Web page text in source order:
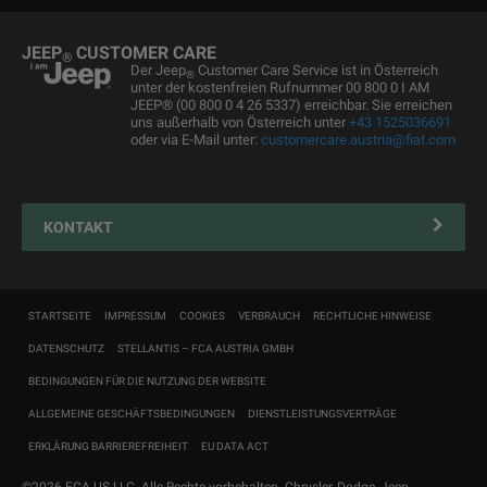
Kundendienst
Servicepartner finden
Reifen
JEEP® CUSTOMER CARE
Der Jeep® Customer Care Service ist in Österreich
unter der kostenfreien Rufnummer 00 800 0 I AM
JEEP® (00 800 0 4 26 5337) erreichbar. Sie erreichen
uns außerhalb von Österreich unter +43 1525036691
oder via E-Mail unter: customercare.austria@fiat.com
KONTAKT
STARTSEITE IMPRESSUM COOKIES VERBRAUCH RECHTLICHE HINWEISE
DATENSCHUTZ STELLANTIS – FCA AUSTRIA GMBH
BEDINGUNGEN FÜR DIE NUTZUNG DER WEBSITE
ALLGEMEINE GESCHÄFTSBEDINGUNGEN DIENSTLEISTUNGSVERTRÄGE
ERKLÄRUNG BARRIEREFREIHEIT EU DATA ACT